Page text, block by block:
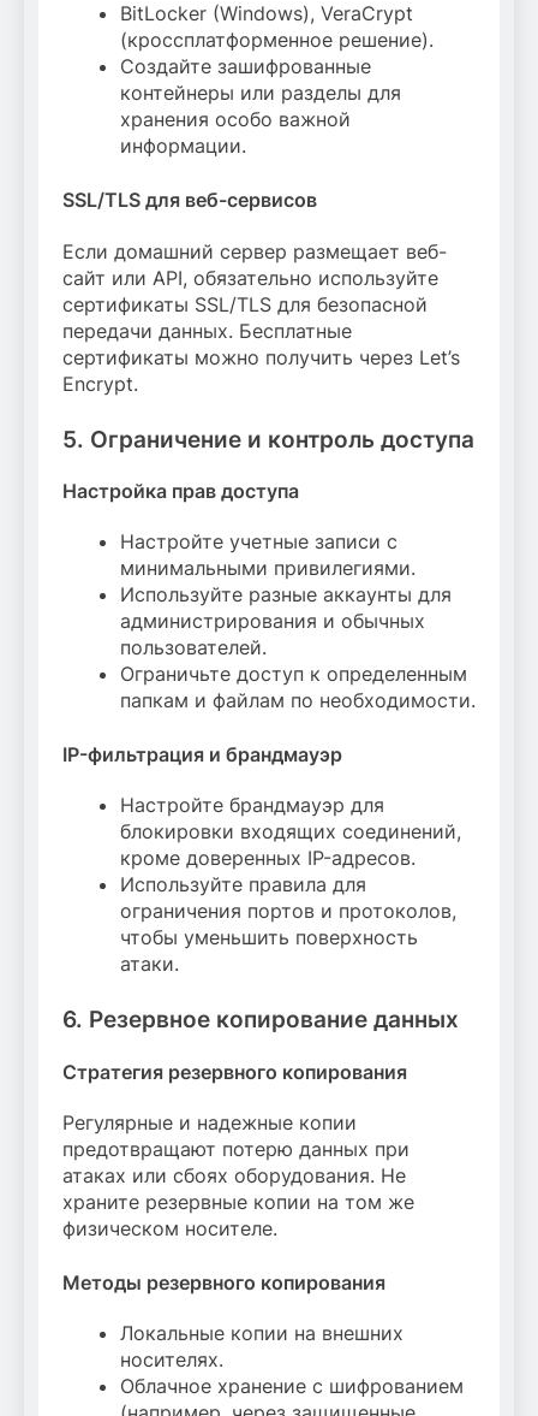
BitLocker (Windows), VeraCrypt
(кроссплатформенное решение).
Создайте зашифрованные
контейнеры или разделы для
хранения особо важной
информации.
SSL/TLS для веб-сервисов
Если домашний сервер размещает веб-
сайт или API, обязательно используйте
сертификаты SSL/TLS для безопасной
передачи данных. Бесплатные
сертификаты можно получить через Let’s
Encrypt.
5. Ограничение и контроль доступа
Настройка прав доступа
Настройте учетные записи с
минимальными привилегиями.
Используйте разные аккаунты для
администрирования и обычных
пользователей.
Ограничьте доступ к определенным
папкам и файлам по необходимости.
IP-фильтрация и брандмауэр
Настройте брандмауэр для
блокировки входящих соединений,
кроме доверенных IP-адресов.
Используйте правила для
ограничения портов и протоколов,
чтобы уменьшить поверхность
атаки.
6. Резервное копирование данных
Стратегия резервного копирования
Регулярные и надежные копии
предотвращают потерю данных при
атаках или сбоях оборудования. Не
храните резервные копии на том же
физическом носителе.
Методы резервного копирования
Локальные копии на внешних
носителях.
Облачное хранение с шифрованием